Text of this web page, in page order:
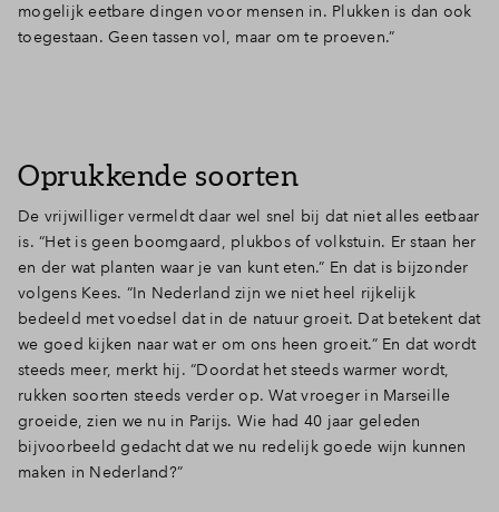
mogelijk eetbare dingen voor mensen in. Plukken is dan ook
toegestaan. Geen tassen vol, maar om te proeven.”
Oprukkende soorten
De vrijwilliger vermeldt daar wel snel bij dat niet alles eetbaar
is. “Het is geen boomgaard, plukbos of volkstuin. Er staan her
en der wat planten waar je van kunt eten.” En dat is bijzonder
volgens Kees. “In Nederland zijn we niet heel rijkelijk
bedeeld met voedsel dat in de natuur groeit. Dat betekent dat
we goed kijken naar wat er om ons heen groeit.” En dat wordt
steeds meer, merkt hij. “Doordat het steeds warmer wordt,
rukken soorten steeds verder op. Wat vroeger in Marseille
groeide, zien we nu in Parijs. Wie had 40 jaar geleden
bijvoorbeeld gedacht dat we nu redelijk goede wijn kunnen
maken in Nederland?”